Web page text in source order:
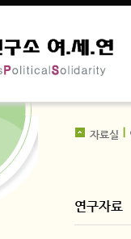
자료실
연구자료